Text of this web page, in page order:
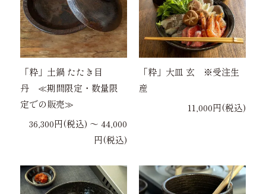
「粋」土鍋 たたき目
丹 ≪期間限定・数量限
定での販売≫
36,300円(税込) 〜 44,000
円(税込)
「粋」大皿 玄 ※受注生
産
11,000円(税込)